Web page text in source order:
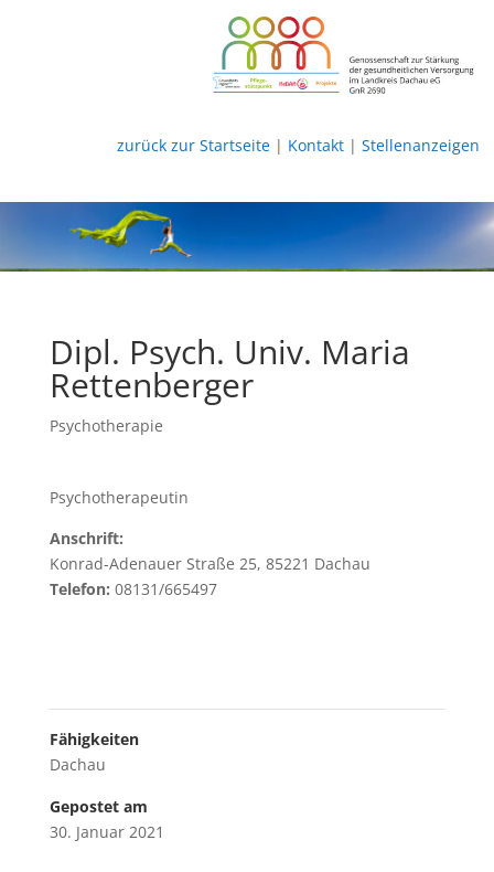
zurück zur Startseite| Kontakt| Stellenanzeigen
Dipl. Psych. Univ. Maria
Rettenberger
Psychotherapie
Psychotherapeutin
Anschrift:
Konrad-Adenauer Straße 25, 85221 Dachau
Telefon: 08131/665497
Fähigkeiten
Dachau
Gepostet am
30. Januar 2021